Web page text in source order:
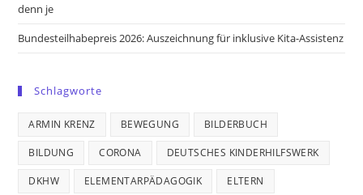
denn je
Bundesteilhabepreis 2026: Auszeichnung für inklusive Kita-Assistenz
Schlagworte
ARMIN KRENZ BEWEGUNG BILDERBUCH
BILDUNG CORONA DEUTSCHES KINDERHILFSWERK
DKHW ELEMENTARPÄDAGOGIK ELTERN